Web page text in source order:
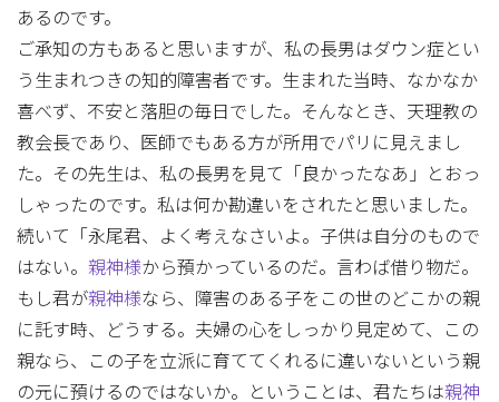
あるのです。
ご承知の方もあると思いますが、私の長男はダウン症とい
う生まれつきの知的障害者です。生まれた当時、なかなか
喜べず、不安と落胆の毎日でした。そんなとき、天理教の
教会長であり、医師でもある方が所用でパリに見えまし
た。その先生は、私の長男を見て「良かったなあ」とおっ
しゃったのです。私は何か勘違いをされたと思いました。
続いて「永尾君、よく考えなさいよ。子供は自分のもので
はない。 親神様から預かっているのだ。言わば借り物だ。
もし君が親神様なら、障害のある子をこの世のどこかの親
に託す時、どうする。夫婦の心をしっかり見定めて、この
親なら、この子を立派に育ててくれるに違いないという親
の元に預けるのではないか。ということは、君たちは親神